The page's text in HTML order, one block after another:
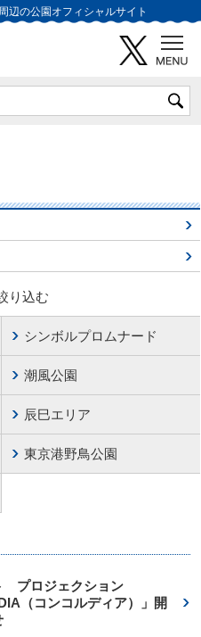
辺の公園オフィシャルサイト
り込む
シンボルプロムナード
潮風公園
辰巳エリア
東京港野鳥公園
プロジェクション
（コンコルディア）」開